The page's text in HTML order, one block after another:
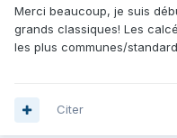
Merci beaucoup, je suis
grands classiques! Les
les plus communes/
Citer